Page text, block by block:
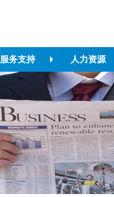
服务支持 人力资源